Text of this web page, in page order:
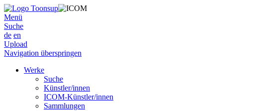
Menü
Suche
de en
Upload
Navigation überspringen
Werke
Suche
Künstler/innen
ICOM-Künstler/innen
Sammlungen